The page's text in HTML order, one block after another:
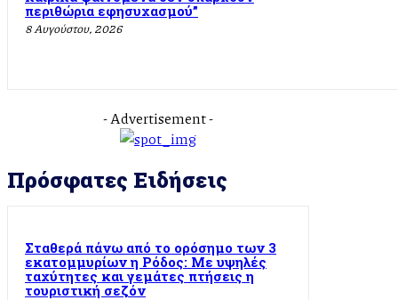
περιθώρια εφησυχασμού”
8 Αυγούστου, 2026
- Advertisement -
Πρόσφατες Ειδήσεις
Σταθερά πάνω από το ορόσημο των 3
εκατομμυρίων η Ρόδος: Με υψηλές
ταχύτητες και γεμάτες πτήσεις η
τουριστική σεζόν